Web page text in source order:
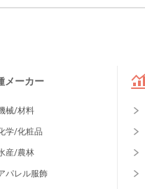
メーカー
械/材料
学/化粧品
産/農林
パレル服飾